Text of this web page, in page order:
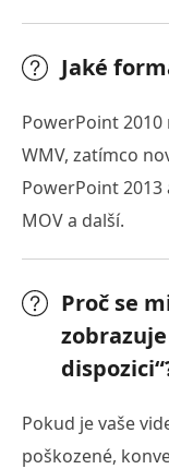
Jaké
PowerPoint
WMV, zatímco
PowerPoint 2013
MOV a další.
Proč se
Pokud je vaše
poškozené,